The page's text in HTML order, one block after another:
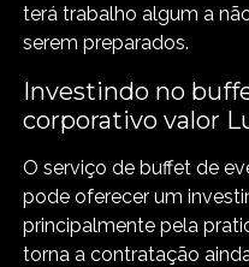
terá trabalho algum a
serem preparados.
Investindo no
corporativo valor
O serviço de buffet de
pode oferecer um
principalmente pela
torna a contratação